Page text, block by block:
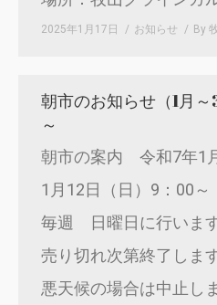
2025年1月17日 お知らせ By
朝市のお知らせ（1月
～
朝市の案内 令和7年1
1月12日（日）9：00～
毎週 日曜日に行いま
売り切れ次第終了しま
悪天候の場合は中止し